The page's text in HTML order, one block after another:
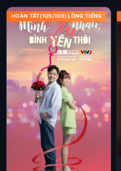
HOÀN TẤT(105/105) LỒNG TIẾNG